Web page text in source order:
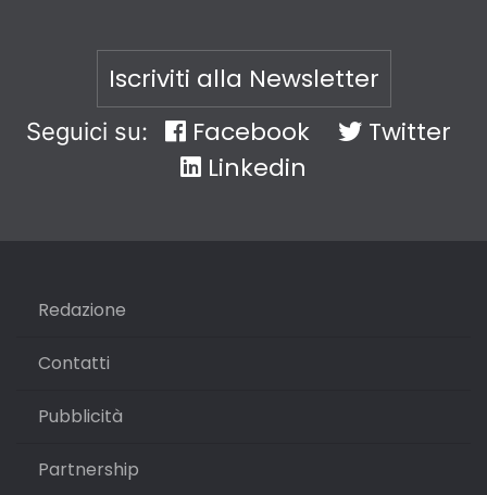
Iscriviti alla Newsletter
Seguici su: Facebook
Twitter
Linkedin
Redazione
Contatti
Pubblicità
Partnership